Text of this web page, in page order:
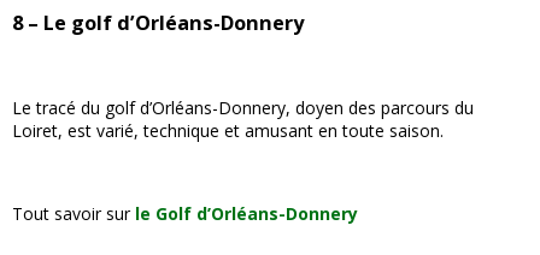
8 – Le golf d’Orléans-Donnery
Le tracé du golf d’Orléans-Donnery, doyen des parcours du
Loiret, est varié, technique et amusant en toute saison.
Tout savoir sur le Golf d’Orléans-Donnery